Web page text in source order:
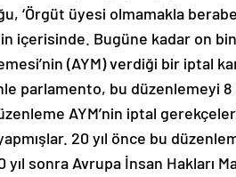
‘Örgüt üyesi olmamakla
içerisinde. Bugüne kadar on
(AYM) verdiği bir iptal
parlamento, bu düzenlemeyi 8
AYM’nin iptal
20 yıl önce bu
yıl sonra Avrupa İnsan Hakları